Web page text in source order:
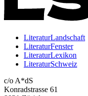
LiteraturLandschaft
LiteraturFenster
LiteraturLexikon
LiteraturSchweiz
c/o A*dS
Konradstrasse 61